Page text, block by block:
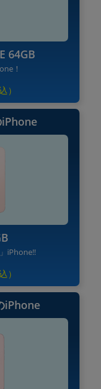
64GB
！
iPhone
iPhone!!
iPhone